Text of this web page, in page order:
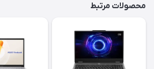
محصولات مرتبط